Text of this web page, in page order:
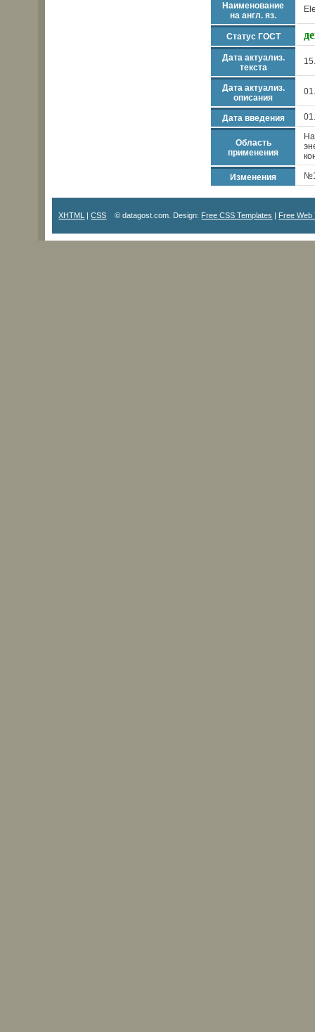
Наименование
на англ. яз.
Статус ГОСТ
Дата актуализ.
текста
Дата актуализ.
описания
Дата введения
Область
применения
Изменения
XHTML |CSS © datagost.com. Design: Free CSS Templates | Free Web